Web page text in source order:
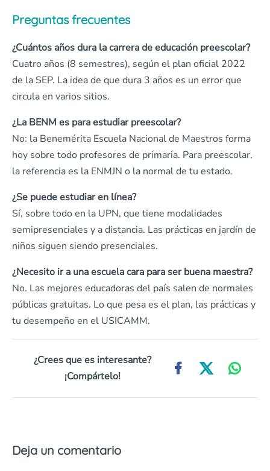
Preguntas frecuentes
¿Cuántos años dura la carrera de educación preescolar?
Cuatro años (8 semestres), según el plan oficial 2022
de la SEP. La idea de que dura 3 años es un error que
circula en varios sitios.
¿La BENM es para estudiar preescolar?
No: la Benemérita Escuela Nacional de Maestros forma
hoy sobre todo profesores de primaria. Para preescolar,
la referencia es la ENMJN o la normal de tu estado.
¿Se puede estudiar en línea?
Sí, sobre todo en la UPN, que tiene modalidades
semipresenciales y a distancia. Las prácticas en jardín de
niños siguen siendo presenciales.
¿Necesito ir a una escuela cara para ser buena maestra?
No. Las mejores educadoras del país salen de normales
públicas gratuitas. Lo que pesa es el plan, las prácticas y
tu desempeño en el USICAMM.
¿Crees que es interesante?
¡Compártelo!
Deja un comentario